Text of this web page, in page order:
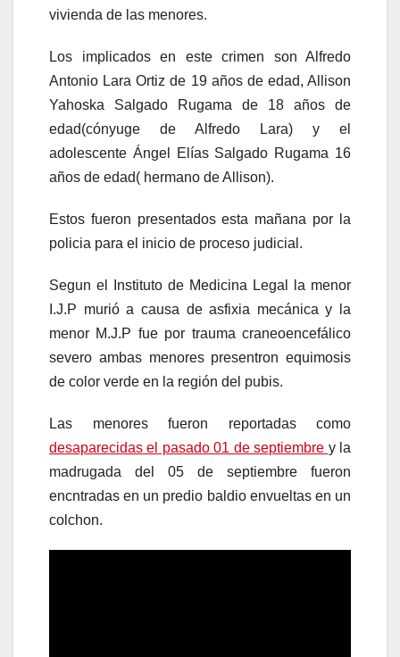
vivienda de las menores.
Los implicados en este crimen son Alfredo
Antonio Lara Ortiz de 19 años de edad, Allison
Yahoska Salgado Rugama de 18 años de
edad(cónyuge de Alfredo Lara) y el
adolescente Ángel Elías Salgado Rugama 16
años de edad( hermano de Allison).
Estos fueron presentados esta mañana por la
policia para el inicio de proceso judicial.
Segun el Instituto de Medicina Legal la menor
I.J.P murió a causa de asfixia mecánica y la
menor M.J.P fue por trauma craneoencefálico
severo ambas menores presentron equimosis
de color verde en la región del pubis.
Las menores fueron reportadas como
desaparecidas el pasado 01 de septiembre y la
madrugada del 05 de septiembre fueron
encntradas en un predio baldio envueltas en un
colchon.